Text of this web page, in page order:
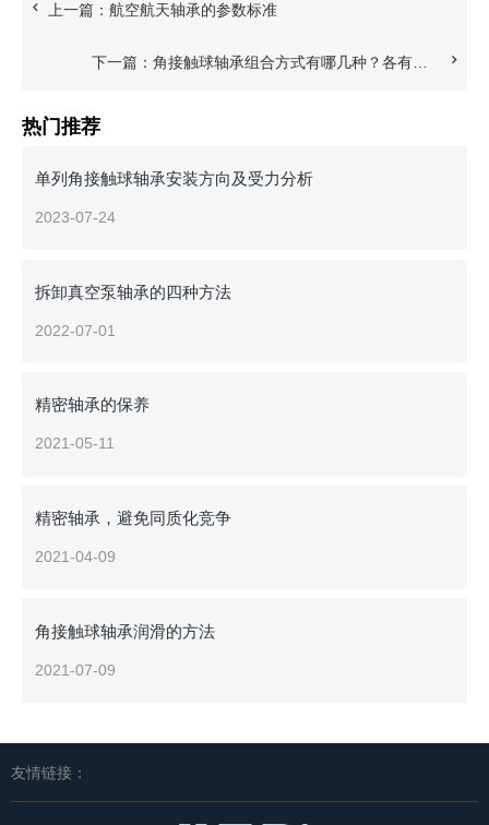
上一篇：航空航天轴承的参数标准
下一篇：角接触球轴承组合方式有哪几种？各有什么特点？
热门推荐
单列角接触球轴承安装方向及受力分析
2023-07-24
拆卸真空泵轴承的四种方法
2022-07-01
精密轴承的保养
2021-05-11
精密轴承，避免同质化竞争
2021-04-09
角接触球轴承润滑的方法
2021-07-09
友情链接：